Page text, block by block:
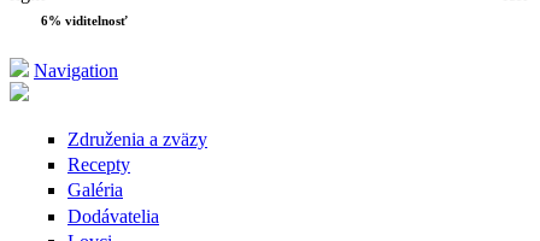
6% viditelnosť
Navigation
Združenia a zväzy
Recepty
Galéria
Dodávatelia